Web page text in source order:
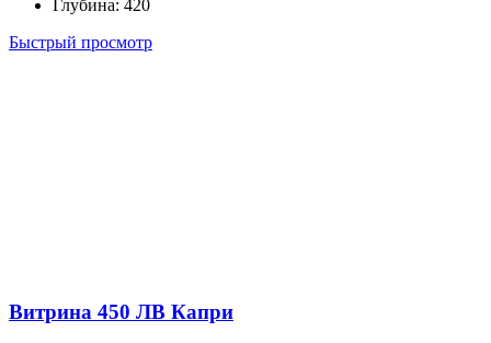
Глубина: 420
Быстрый просмотр
Витрина 450 ЛВ Капри